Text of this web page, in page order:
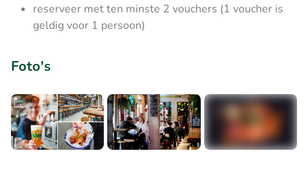
reserveer met ten minste 2 vouchers (1 voucher is
geldig voor 1 persoon)
Foto's